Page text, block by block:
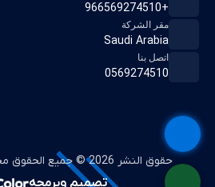
+966569274510
مقر الشركة
Saudi Arabia
اتصل بنا
0569274510
حقوق النشر 2026 © جميع الحقوق محفوظة لشركة المكنان
تصميم وبرمجه